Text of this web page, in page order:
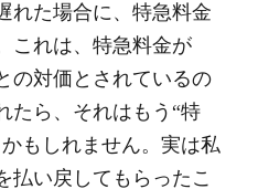
れた場合に、特急料金
これは、特急料金が
の対価とされているの
たら、それはもう“特
もしれません。実は私
払い戻してもらったこ